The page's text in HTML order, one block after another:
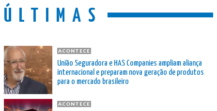
ÚLTIMAS
ACONTECE
União Seguradora e HAS Companies ampliam aliança
internacional e preparam nova geração de produtos
para o mercado brasileiro
ACONTECE